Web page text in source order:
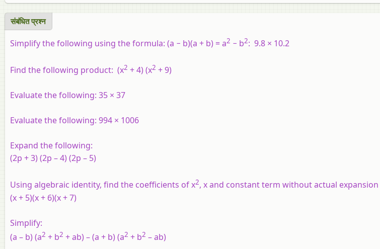
संबंधित प्रश्न
Simplify the following using the formula: (a − b)(a + b) = a2 − b2: 9.8 × 10.2
Find the following product: (x2 + 4) (x2 + 9)
Evaluate the following: 35 × 37
Evaluate the following: 994 × 1006
Expand the following:
(2p + 3) (2p – 4) (2p – 5)
Using algebraic identity, find the coefficients of x2, x and constant term without actual expansion
(x + 5)(x + 6)(x + 7)
Simplify:
(a – b) (a2 + b2 + ab) – (a + b) (a2 + b2 – ab)